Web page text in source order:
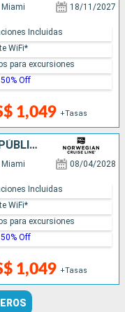
Miami 18/11/2027
1,049 +Tasas
Incluidas
WiFi*
para excursiones
Off
ESTADOS UNIDOS, BAHAMAS, REPÚBLICA DOMINICANA, ARUBA, JAMAICA
Miami 08/04/2028
1,049 +Tasas
Incluidas
WiFi*
para excursiones
Off